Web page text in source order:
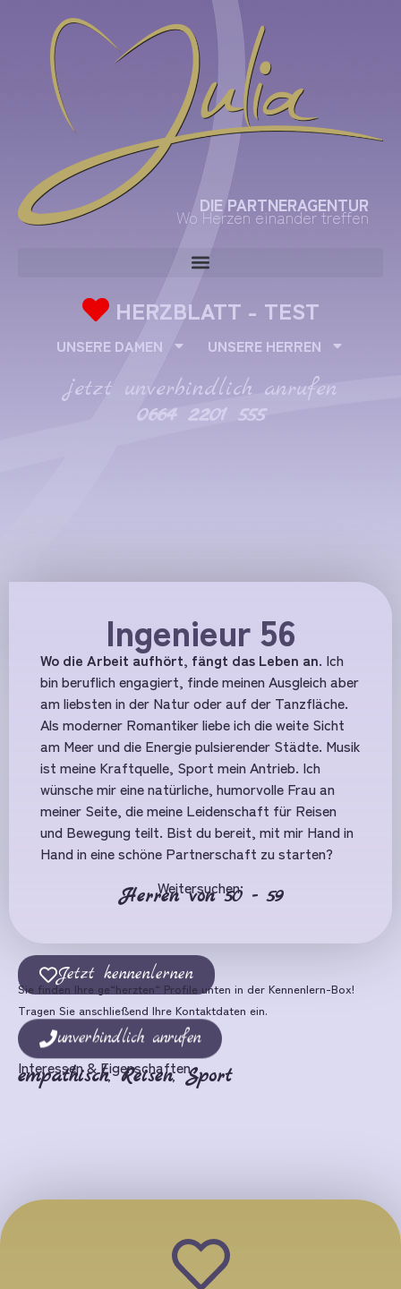
Wo Herzen einander treffen
DIE PARTNERAGENTUR
HERZBLATT - TEST
UNSERE DAMEN UNSERE HERREN
jetzt unverbindlich anrufen
0664 2201 555
Ingenieur 56
Wo die Arbeit aufhört, fängt das Leben an. Ich
bin beruflich engagiert, finde meinen Ausgleich aber
am liebsten in der Natur oder auf der Tanzfläche.
Als moderner Romantiker liebe ich die weite Sicht
am Meer und die Energie pulsierender Städte. Musik
ist meine Kraftquelle, Sport mein Antrieb. Ich
wünsche mir eine natürliche, humorvolle Frau an
meiner Seite, die meine Leidenschaft für Reisen
und Bewegung teilt. Bist du bereit, mit mir Hand in
Hand in eine schöne Partnerschaft zu starten?
Weitersuchen:
Herren von 50 - 59
Jetzt kennenlernen
Sie finden Ihre ge“herzten“ Profile unten in der Kennenlern-Box!
Tragen Sie anschließend Ihre Kontaktdaten ein.
unverbindlich anrufen
Interessen & Eigenschaften
empathisch,Reisen,Sport